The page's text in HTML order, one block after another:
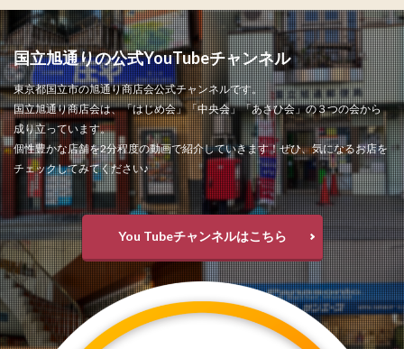
国立旭通りの公式YouTubeチャンネル
東京都国立市の旭通り商店会公式チャンネルです。
国立旭通り商店会は、「はじめ会」「中央会」「あさひ会」の３つの会から
成り立っています。
個性豊かな店舗を2分程度の動画で紹介していきます！ぜひ、気になるお店を
チェックしてみてください♪
You Tubeチャンネルはこちら